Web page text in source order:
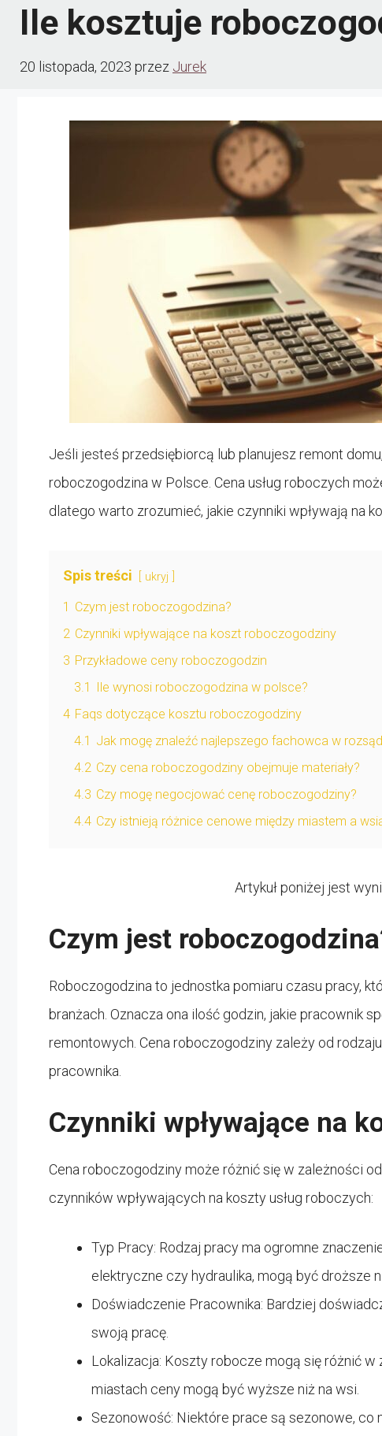
Ile kosztuje
20 listopada, 2023 przez Jurek
Jeśli jesteś przedsiębiorcą lub planujesz remont
roboczogodzina w Polsce. Cena usług roboczych
dlatego warto zrozumieć, jakie czynniki wpływają na
Spis treści ukryj
1 Czym jest roboczogodzina?
2 Czynniki wpływające na koszt roboczogodziny
3 Przykładowe ceny roboczogodzin
3.1
Ile wynosi roboczogodzina w polsce?
4 Faqs dotyczące kosztu roboczogodziny
4.1 Jak mogę znaleźć najlepszego fachowca w
4.2 Czy cena roboczogodziny obejmuje materiały?
4.3 Czy mogę negocjować cenę roboczogodziny?
4.4 Czy istnieją różnice cenowe między miastem a
Artykuł poniżej jest
Czym jest
Roboczogodzina to jednostka pomiaru czasu pracy,
branżach. Oznacza ona ilość godzin, jakie pracownik
remontowych. Cena roboczogodziny zależy od
pracownika.
Czynniki wpływające na
Cena roboczogodziny może różnić się w zależności
czynników wpływających na koszty usług roboczych:
Typ Pracy: Rodzaj pracy ma ogromne
elektryczne czy hydraulika, mogą być droższe
Doświadczenie Pracownika: Bardziej
swoją pracę.
Lokalizacja: Koszty robocze mogą się różnić
miastach ceny mogą być wyższe niż na wsi.
Sezonowość: Niektóre prace są sezonowe,